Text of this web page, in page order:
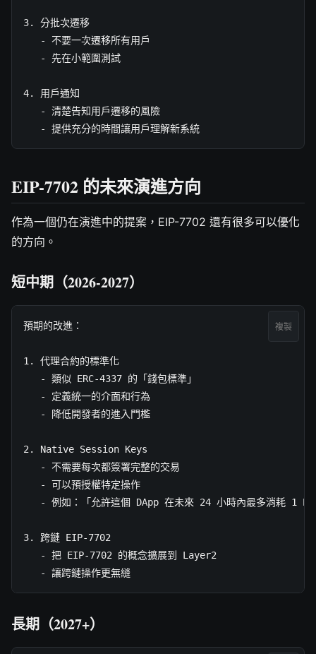
3. 分批次遷移
   - 不要一次遷移所有用戶
   - 先在小範圍測試
4. 用戶通知
   - 清楚告知用戶遷移的風險
   - 提供充分的時間讓用戶理解新系統
EIP-7702 的未來演進方向
作為一個仍在演進中的提案，EIP-7702 還有很多可以優化
的方向。
短中期（2026-2027）
預期的改進：
1. 代理合約的標準化
   - 類似 ERC-4337 的「錢包標準」
   - 定義統一的介面和行為
   - 降低開發者的進入門檻
2. Native Session Keys
   - 不需要每次都簽署完整的交易
   - 可以預授權特定操作
- 例如：「允許這個 DApp 在未來 24 小時內最多消耗 1
3. 跨鏈 EIP-7702
   - 把 EIP-7702 的概念擴展到 Layer2
   - 讓跨鏈操作更無縫
複製
長期（2027+）